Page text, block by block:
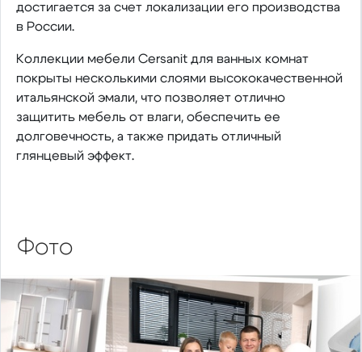
достигается за счет локализации его производства
в России.
Коллекции мебели Cersanit для ванных комнат
покрыты несколькими слоями высококачественной
итальянской эмали, что позволяет отлично
защитить мебель от влаги, обеспечить ее
долговечность, а также придать отличный
глянцевый эффект.
Фото